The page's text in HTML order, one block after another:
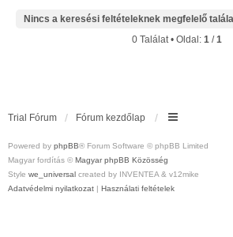
Nincs a keresési feltételeknek megfelelő
0 Találat • Oldal: 1 /1
Trial Fórum Fórum kezdőlap
Powered by phpBB® Forum Software © phpBB Limited
Magyar fordítás © Magyar phpBB Közösség
Style we_universal created by INVENTEA & v12mike
Adatvédelmi nyilatkozat | Használati feltételek